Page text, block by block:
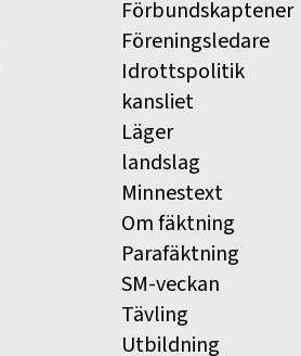
Förbundskaptener
Föreningsledare
Idrottspolitik
kansliet
Läger
landslag
Minnestext
Om fäktning
Parafäktning
SM-veckan
Tävling
Utbildning